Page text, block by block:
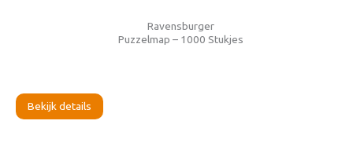
Ravensburger
Puzzelmap – 1000 Stukjes
Bekijk details